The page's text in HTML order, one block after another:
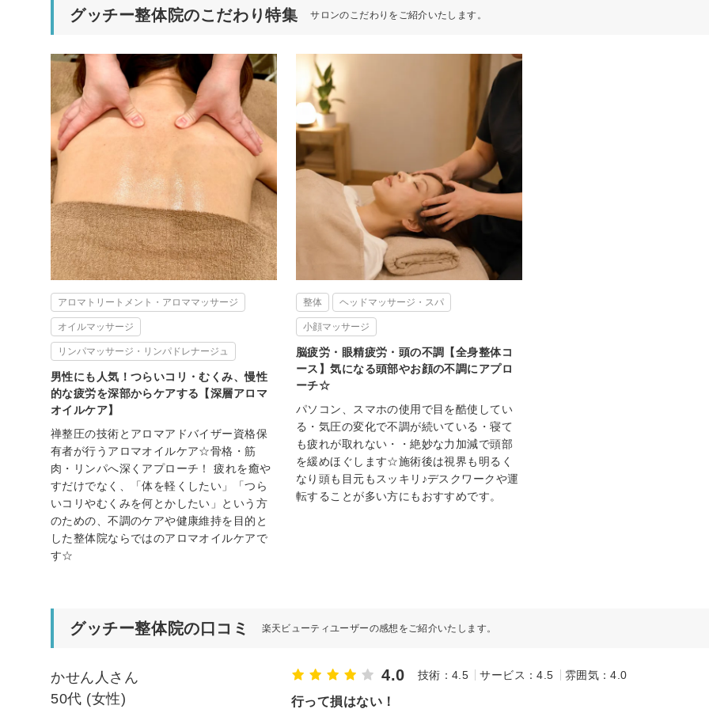
グッチー整体院のこだわり特集 サロンのこだわりをご紹介いたします。
アロマトリートメント・アロママッサージ
オイルマッサージ
リンパマッサージ・リンパドレナージュ
男性にも人気！つらいコリ・むくみ、慢性
的な疲労を深部からケアする【深層アロマ
オイルケア】
禅整圧の技術とアロマアドバイザー資格保
有者が行うアロマオイルケア☆骨格・筋
肉・リンパへ深くアプローチ！ 疲れを癒や
すだけでなく、「体を軽くしたい」「つら
いコリやむくみを何とかしたい」という方
のための、不調のケアや健康維持を目的と
した整体院ならではのアロマオイルケアで
す☆
整体 ヘッドマッサージ・スパ
小顔マッサージ
脳疲労・眼精疲労・頭の不調【全身整体コ
ース】気になる頭部やお顔の不調にアプロ
ーチ☆
パソコン、スマホの使用で目を酷使してい
る・気圧の変化で不調が続いている・寝て
も疲れが取れない・・絶妙な力加減で頭部
を緩めほぐします☆施術後は視界も明るく
なり頭も目元もスッキリ♪デスクワークや運
転することが多い方にもおすすめです。
グッチー整体院の口コミ 楽天ビューティユーザーの感想をご紹介いたします。
かせん人さん
50代 (女性)
4.0 技術：4.5 サービス：4.5 雰囲気：4.0
行って損はない！